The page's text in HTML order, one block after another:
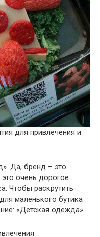
Да, бренд – это
очень дорогое
Чтобы раскрутить
маленького бутика
«Детская одежда».